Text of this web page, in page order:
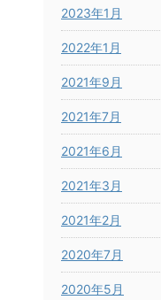
2023年1月
2022年1月
2021年9月
2021年7月
2021年6月
2021年3月
2021年2月
2020年7月
2020年5月